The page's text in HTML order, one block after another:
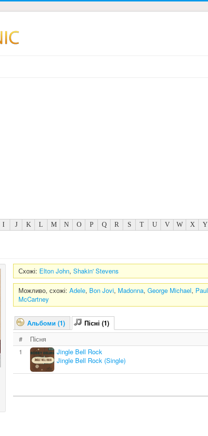
I J K L M N O P Q R S T U V W X Y
Схожі: Elton John,Shakin' Stevens
Можливо, схожі:Adele, Bon Jovi, Madonna,George Michael, Paul
McCartney
Альбоми (1)
Пісні (1)
#
Пісня
1
Jingle Bell Rock
Jingle Bell Rock (Single)